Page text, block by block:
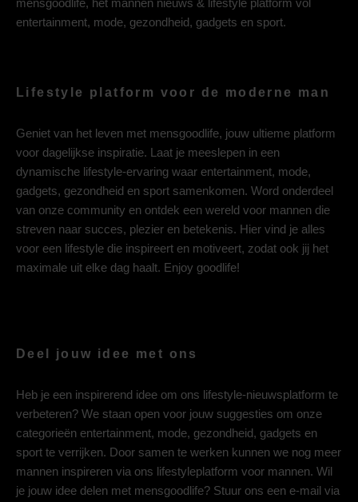
mensgoodlife, het mannen nieuws & lifestyle platform vol
entertainment, mode, gezondheid, gadgets en sport.
Lifestyle platform voor de moderne man
Geniet van het leven met mensgoodlife, jouw ultieme platform
voor dagelijkse inspiratie. Laat je meeslepen in een
dynamische lifestyle-ervaring waar entertainment, mode,
gadgets, gezondheid en sport samenkomen. Word onderdeel
van onze community en ontdek een wereld voor mannen die
streven naar succes, plezier en betekenis. Hier vind je alles
voor een lifestyle die inspireert en motiveert, zodat ook jij het
maximale uit elke dag haalt. Enjoy goodlife!
Deel jouw idee met ons
Heb je een inspirerend idee om ons lifestyle-nieuwsplatform te
verbeteren? We staan open voor jouw suggesties om onze
categorieën entertainment, mode, gezondheid, gadgets en
sport te verrijken. Door samen te werken kunnen we nog meer
mannen inspireren via ons lifestyleplatform voor mannen. Wil
je jouw idee delen met mensgoodlife? Stuur ons een e-mail via